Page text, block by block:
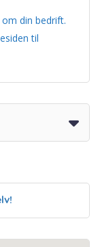
din bedrift.
til